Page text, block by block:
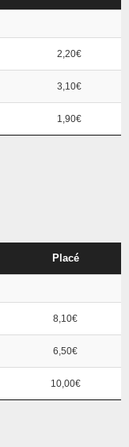
2,20€
3,10€
1,90€
Placé
8,10€
6,50€
10,00€